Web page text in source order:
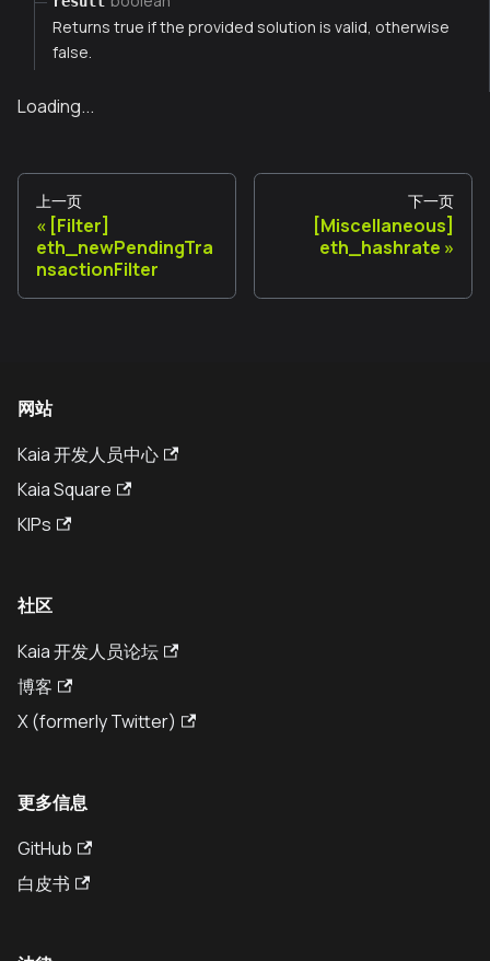
Returns true if the provided solution is valid, otherwise
false.
Loading...
上一页
[Filter]
eth_newPendingTra
nsactionFilter
下一页
[Miscellaneous]
eth_hashrate
网站
Kaia 开发人员中心
Kaia Square
KIPs
社区
Kaia 开发人员论坛
博客
X (formerly Twitter)
更多信息
GitHub
白皮书